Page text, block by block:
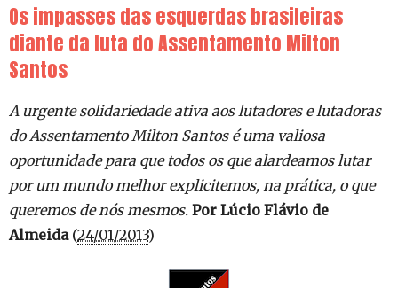
Os impasses das esquerdas brasileiras
diante da luta do Assentamento Milton
Santos
A urgente solidariedade ativa aos lutadores e lutadoras
do Assentamento Milton Santos é uma valiosa
oportunidade para que todos os que alardeamos lutar
por um mundo melhor explicitemos, na prática, o que
queremos de nós mesmos. Por Lúcio Flávio de
Almeida (24/01/2013)